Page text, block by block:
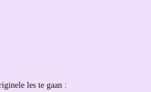
les te gaan :